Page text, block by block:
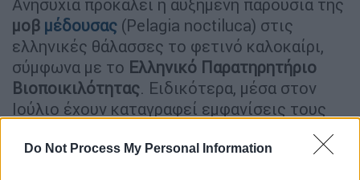
Do Not Process My Personal Information
Ανησυχία προκαλεί η αυξημένη παρουσία της
μοβ μέδουσας (Pelagia noctiluca) στις
ελληνικές θάλασσες το φετινό καλοκαίρι,
σύμφωνα με το Ελληνικό Παρατηρητήριο
Βιοποικιλότητας. Ειδικότερα, μέσα στον
Ιούλιο έχουν καταγραφεί εμφανίσεις τους
στον νότιο Ευβοϊκό Κόλπο, ενώ φαίνεται
πως πλέον κινούνται προς τις Κυκλάδες και